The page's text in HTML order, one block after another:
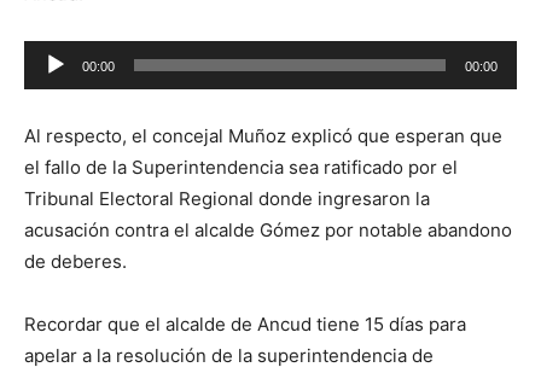
Reproductor
de
00:00 00:00
Al respecto, el concejal Muñoz explicó que esperan que
el fallo de la Superintendencia sea ratificado por el
Tribunal Electoral Regional donde ingresaron la
acusación contra el alcalde Gómez por notable abandono
de deberes.
Recordar que el alcalde de Ancud tiene 15 días para
apelar a la resolución de la superintendencia de